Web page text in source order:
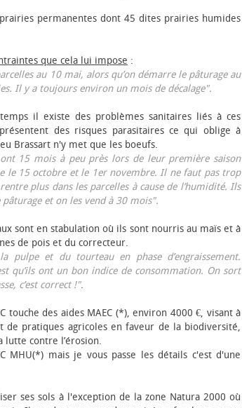
permanentes dont 45 dites prairies humides
que cela lui impose :
au 10 mai, alors qu’on démarre le pâturage au
Il y a toujours environ un mois de décalage".
il existe des problèmes sanitaires liés à ces
des risques parasitaires ce qui oblige à
Brassart n'y met que les bœufs.
15 mois à peu près lors de leur première saison
le 15 octobre et le 1er novembre. Il ne faut pas trop
plus dans les parcelles à cause de l’humidité. Ils
et on les vend à 30 mois".
sont en stabulation où ils sont nourris au maïs et à
de pois et du correcteur.
et du tourteau en phase d’engraissement.
qu’ils ont un bon indice de consommation. On sort
c’est correct !".
touche des aides MAEC (*), environ 4000 €, visant à
de pratiques agricoles en faveur de la biodiversité,
lutte contre l’érosion.
MHU(*) mais je vous passe les détails c'est d'une
ses sols à l'exception de la zone Natura 2000 où